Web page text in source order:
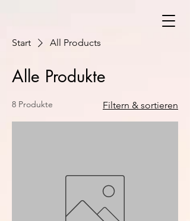
Start All Products
Alle Produkte
8 Produkte Filtern & sortieren